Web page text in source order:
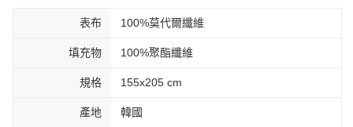
表布 100%莫代爾纖維
填充物 100%聚酯纖維
規格 155x205 cm
產地 韓國